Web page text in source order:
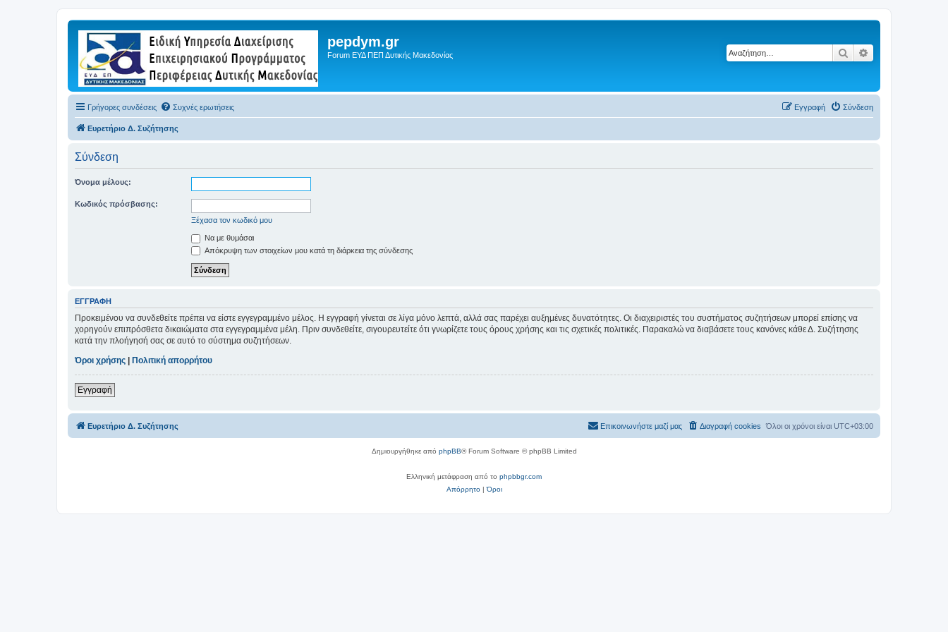
pepdym.gr
Forum ΕΥΔ ΠΕΠ Δυτικής Μακεδονίας Αναζήτηση
Γρήγορες συνδέσεις Συχνές ερωτήσεις Σύνδεση
Εγγραφή
Ευρετήριο Δ. Συζήτησης
Σύνδεση
Όνομα μέλους:
Κωδικός πρόσβασης:
Ξέχασα τον κωδικό μου
Να με θυμάσαι
Απόκρυψη των στοιχείων μου κατά τη διάρκεια της σύνδεσης
ΕΓΓΡΑΦΉ
Προκειμένου να συνδεθείτε πρέπει να είστε εγγεγραμμένο μέλος. Η εγγραφή γίνεται σε λίγα μόνο λεπτά, αλλά σας παρέχει αυξημένες δυνατότητες. Οι διαχειριστές του συστήματος συζητήσεων μπορεί επίσης να
χορηγούν επιπρόσθετα δικαιώματα στα εγγεγραμμένα μέλη. Πριν συνδεθείτε, σιγουρευτείτε ότι γνωρίζετε τους όρους χρήσης και τις σχετικές πολιτικές. Παρακαλώ να διαβάσετε τους κανόνες κάθε Δ. Συζήτησης
κατά την πλοήγησή σας σε αυτό το σύστημα συζητήσεων.
Όροι χρήσης | Πολιτική απορρήτου
Εγγραφή
Ευρετήριο Δ. Συζήτησης Όλοι οι χρόνοι είναι UTC+03:00
Διαγραφή cookies
Επικοινωνήστε μαζί μας
Δημιουργήθηκε από phpBB® Forum Software © phpBB Limited
Ελληνική μετάφραση από το phpbbgr.com
Απόρρητο|Όροι